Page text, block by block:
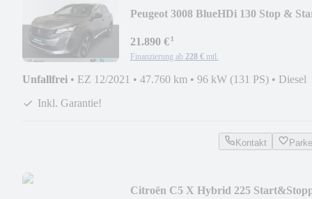
Peugeot 3008 BlueHDi 130 Stop &
21.890 €¹
Finanzierung ab 228 € mtl.
Unfallfrei • EZ 12/2021 • 47.760 km • 96 kW (131 PS) • Diesel
Inkl. Garantie!
Kontakt
Citroën C5 X Hybrid 225